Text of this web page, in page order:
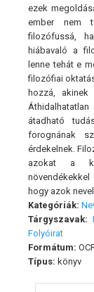
ezek
ember nem
filozófussá,
hiábavaló a
lenne tehát e
filozófiai
hozzá,
átadható
forognának
érdekelnek.
azokat a
hogy azok
Kategóriák:
Tárgyszavak:
Folyóirat
Formátum:
Típus: könyv